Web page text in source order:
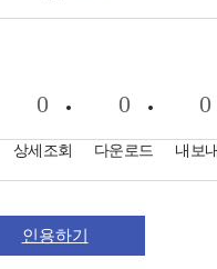
0
상세조회
0
다운로드
0
내보
인용하기